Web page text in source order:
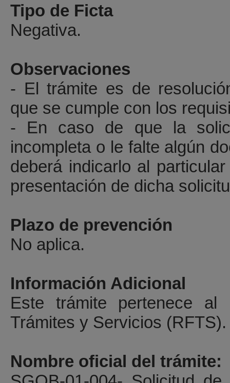
Tipo de Ficta
Negativa.
Observaciones
- El trámite es de
que se cumple con los
- En caso de que la
incompleta o le falte algún
deberá indicarlo al
presentación de dicha
Plazo de prevención
No aplica.
Información Adicional
Este trámite pertenece al
Trámites y Servicios (RFTS).
Nombre oficial del trámite: